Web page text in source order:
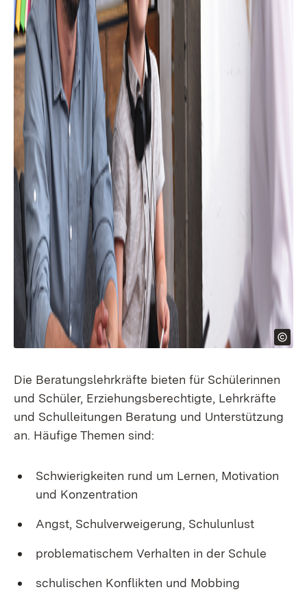
Die Beratungslehrkräfte bieten für Schülerinnen
und Schüler, Erziehungsberechtigte, Lehrkräfte
und Schulleitungen Beratung und Unterstützung
an. Häufige Themen sind:
Schwierigkeiten rund um Lernen, Motivation
und Konzentration
Angst, Schulverweigerung, Schulunlust
problematischem Verhalten in der Schule
schulischen Konflikten und Mobbing